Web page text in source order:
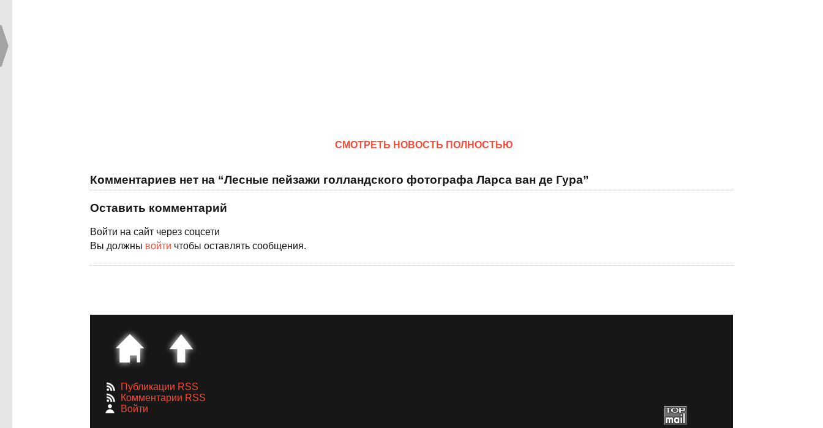
CМОТРЕТЬ НОВОСТЬ ПОЛНОСТЬЮ
Комментариев нет на “Лесные пейзажи голландского фотографа Ларса ван де Гура”
Оставить комментарий
Войти на сайт через соцсети
Вы должны войти чтобы оставлять сообщения.
Публикации RSS
Комментарии RSS
Войти